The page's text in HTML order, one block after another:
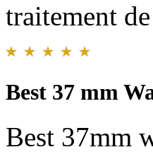
traitement
Best 37 mm
Best 37mm